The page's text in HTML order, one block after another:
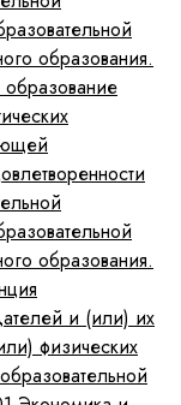
образования.
образования.
и (или) их
физических